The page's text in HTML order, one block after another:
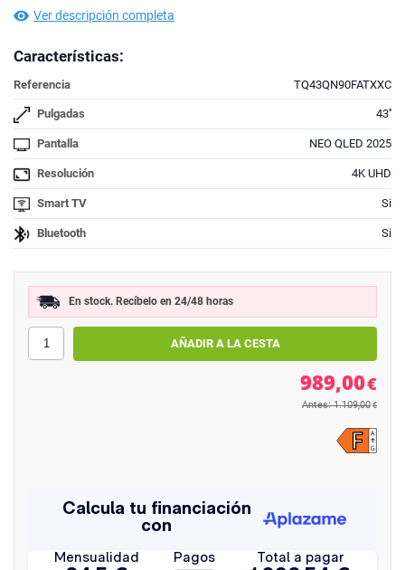
Ver descripción completa
Características:
Referencia TQ43QN90FATXXC
Pulgadas 43''
Pantalla NEO QLED 2025
Resolución 4K UHD
Smart TV Si
Bluetooth Si
En stock. Recíbelo en 24/48 horas
989,00€
Antes: 1.109,00 €